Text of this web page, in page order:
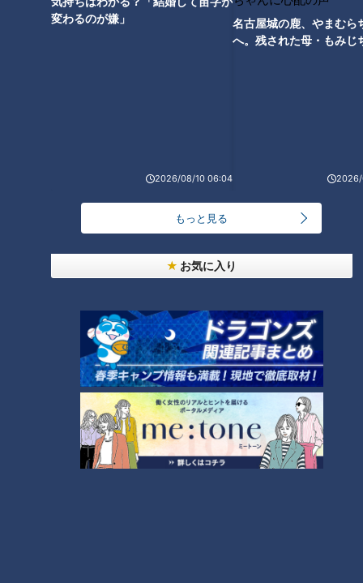
変わるのが嫌」
2026/08/10 06:04
名古屋城の鹿、やまむら
へ。残された母・もみじ
2026/
もっと見る
お気に入り
CBCテレビ『チャント！』
ジです。カピバラのオス「しんたくん」は、展示スペースの片
（館長・小林龍二さん）
「くつろいでいますね。一日中こんな感じで、くつろいでい
る。うらやましい生活。実は、しんたくん、『めめちゃん』と
いうカピバラの女の子がいた。彼女を追いまわして」
10月のリニューアルオープン時点では仲良く暮らしていた「し